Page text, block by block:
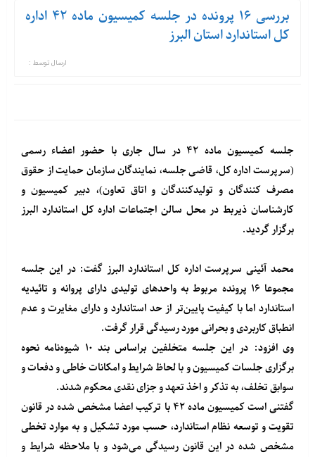
بررسی ۱۶ پرونده در جلسه کمیسیون ماده ۴۲ اداره
کل استاندارد استان البرز
ارسال توسط :
جلسه کمیسیون ماده ۴۲ در سال جاری با حضور اعضاء رسمی
(سرپرست اداره کل، قاضی جلسه، نمایندگان سازمان حمایت از حقوق
مصرف کنندگان و تولیدکنندگان و اتاق تعاون)، دبیر کمیسیون و
کارشناسان ذیربط در محل سالن اجتماعات اداره کل استاندارد البرز
برگزار گردید.
محمد آئینی سرپرست اداره کل استاندارد البرز گفت: در این جلسه
مجموعا ۱۶ پرونده مربوط به واحدهای تولیدی دارای پروانه و تائیدیه
استاندارد اما با کیفیت پایین‌تر از حد استاندارد و دارای مغایرت و عدم
انطباق کاربردی و بحرانی مورد رسیدگی قرار گرفت.
وی افزود: در این جلسه متخلفین براساس بند ۱۰ شیوه‌نامه نحوه
برگزاری جلسات کمیسیون و با لحاظ شرایط و امکانات خاطی و دفعات و
سوابق تخلف، به تذکر و اخذ تعهد و جزای نقدی محکوم شدند.
گفتنی است کمیسیون ماده ۴۲ با ترکیب اعضا مشخص شده در قانون
تقویت و توسعه نظام استاندارد، حسب مورد تشکیل و به موارد تخطی
مشخص شده در این قانون رسیدگی می‌شود و با ملاحظه شرایط و